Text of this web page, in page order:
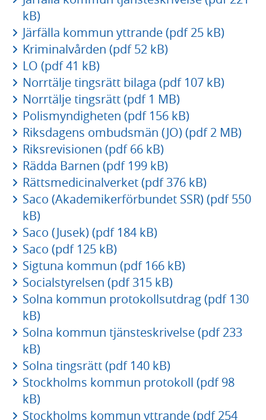
kB)
Järfälla kommun yttrande (pdf 25 kB)
Kriminalvården (pdf 52 kB)
LO (pdf 41 kB)
Norrtälje tingsrätt bilaga (pdf 107 kB)
Norrtälje tingsrätt (pdf 1 MB)
Polismyndigheten (pdf 156 kB)
Riksdagens ombudsmän (JO) (pdf 2 MB)
Riksrevisionen (pdf 66 kB)
Rädda Barnen (pdf 199 kB)
Rättsmedicinalverket (pdf 376 kB)
Saco (Akademikerförbundet SSR) (pdf 550
kB)
Saco (Jusek) (pdf 184 kB)
Saco (pdf 125 kB)
Sigtuna kommun (pdf 166 kB)
Socialstyrelsen (pdf 315 kB)
Solna kommun protokollsutdrag (pdf 130
kB)
Solna kommun tjänsteskrivelse (pdf 233
kB)
Solna tingsrätt (pdf 140 kB)
Stockholms kommun protokoll (pdf 98
kB)
Stockholms kommun yttrande (pdf 254